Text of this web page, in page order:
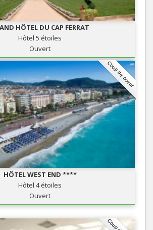
HÔTEL DU CAP FERRAT
Hôtel 5 étoiles
Ouvert
Coup de coeur
HÔTEL WEST END ****
Hôtel 4 étoiles
Ouvert